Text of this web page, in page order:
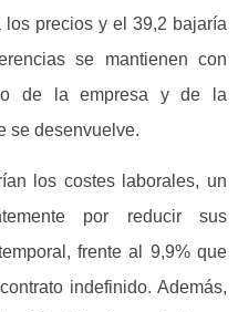
precios y el 39,2 bajaría
se mantienen con
de la empresa y de la
se desenvuelve.
los costes laborales, un
por reducir sus
frente al 9,9% que
indefinido. Además,